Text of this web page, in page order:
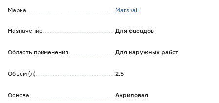
покрытие;
- грязеотталкивающая;
- визуально выравнивает основание;
Краска предназначена только для компьютерной
Марка Marshall
Назначение Для фасадов
Область применения Для наружных работ
Объём (л) 2.5
Основа Акриловая